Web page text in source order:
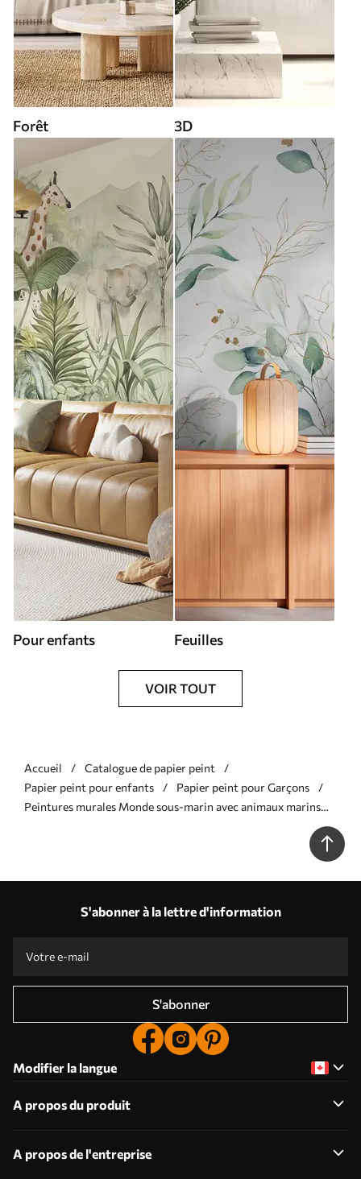
Forêt 3D
Pour enfants Feuilles
VOIR TOUT
Accueil
Catalogue de papier peint
Papier peint pour enfants
Papier peint pour Garçons
Peintures murales Monde sous-marin avec animaux marins
S'abonner à la lettre d'information
S'abonner
Modifier la langue
A propos du produit
A propos de l'entreprise